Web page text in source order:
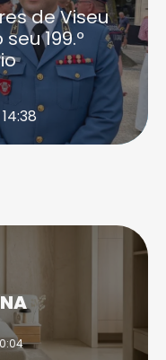
de Viseu
199.º